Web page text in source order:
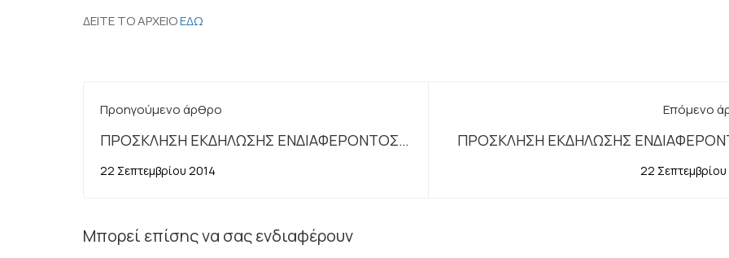
ΔΕΙΤΕ ΤΟ ΑΡΧΕΙΟΕΔΩ
Προηγούμενο άρθρο
ΠΡΟΣΚΛΗΣΗ ΕΚΔΗΛΩΣΗΣ ΕΝΔΙΑΦΕΡΟΝΤΟΣ -
ΥΠΟΙΚ - ΠΕ ΠΛΗΡΟΦΟΡΙΚΗΣ
22 Σεπτεμβρίου 2014
Επόμενο
ΠΡΟΣΚΛΗΣΗ ΕΚΔΗΛΩΣΗΣ
ΓΙΑ ΣΤΕΛΕΧΩΣΗ ΤΟΥ ΓΡΑΦΕΙΟΥ
22
Μπορεί επίσης να σας ενδιαφέρουν